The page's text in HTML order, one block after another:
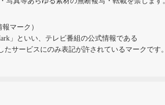
マーク）
」といい、テレビ番組の公式情報である
たサービスにのみ表記が許されているマークです。